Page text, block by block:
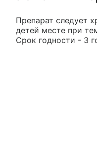
Препарат следует
детей месте при
Срок годности - 3